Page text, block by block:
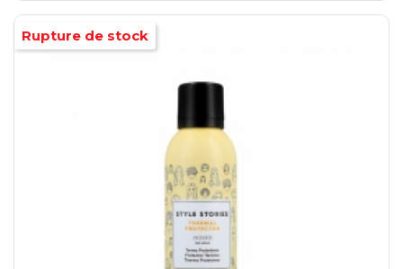
Rupture de stock